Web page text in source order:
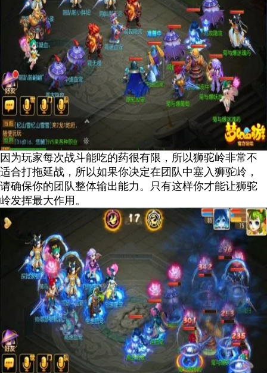
因为玩家每次战斗能吃的药很有限，所以狮驼岭非常不
适合打拖延战，所以如果你决定在团队中塞入狮驼岭，
请确保你的团队整体输出能力。只有这样你才能让狮驼
岭发挥最大作用。